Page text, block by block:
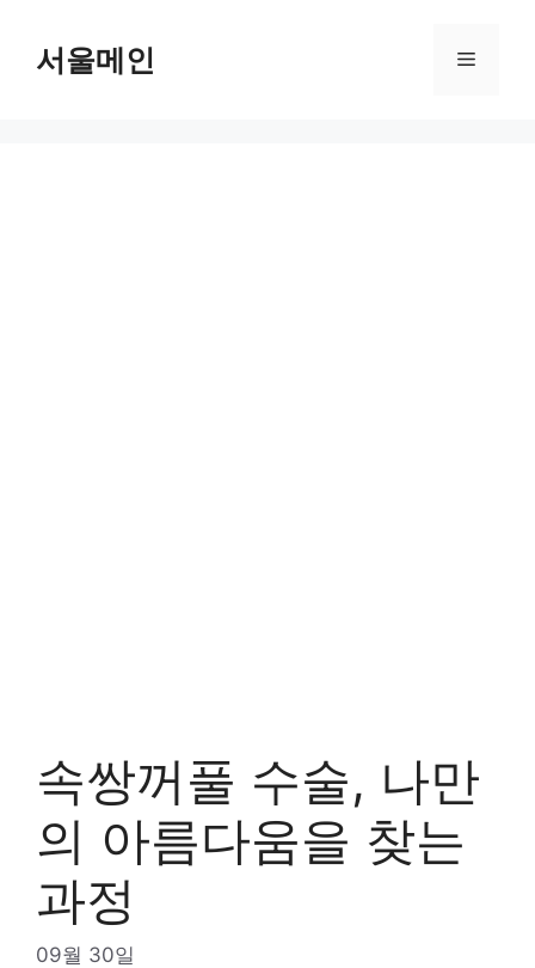
content서울메인 Menu
속쌍꺼풀 수술, 나만
의 아름다움을 찾는
과정
09월 30일